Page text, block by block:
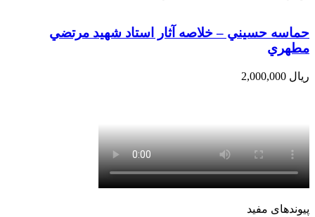
حماسه حسيني – خلاصه آثار استاد شهيد مرتضي
مطهري
ریال
پیوندهای مفید